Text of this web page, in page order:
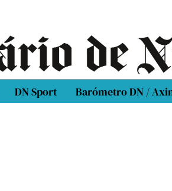
DN Sport Barómetro DN /